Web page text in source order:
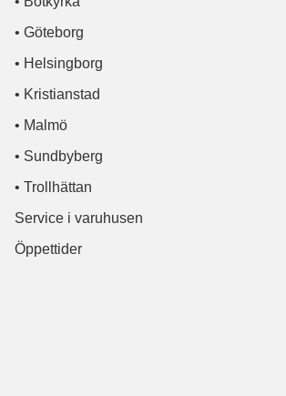
• Göteborg
• Helsingborg
• Kristianstad
• Malmö
• Sundbyberg
• Trollhättan
Service i varuhusen
Öppettider